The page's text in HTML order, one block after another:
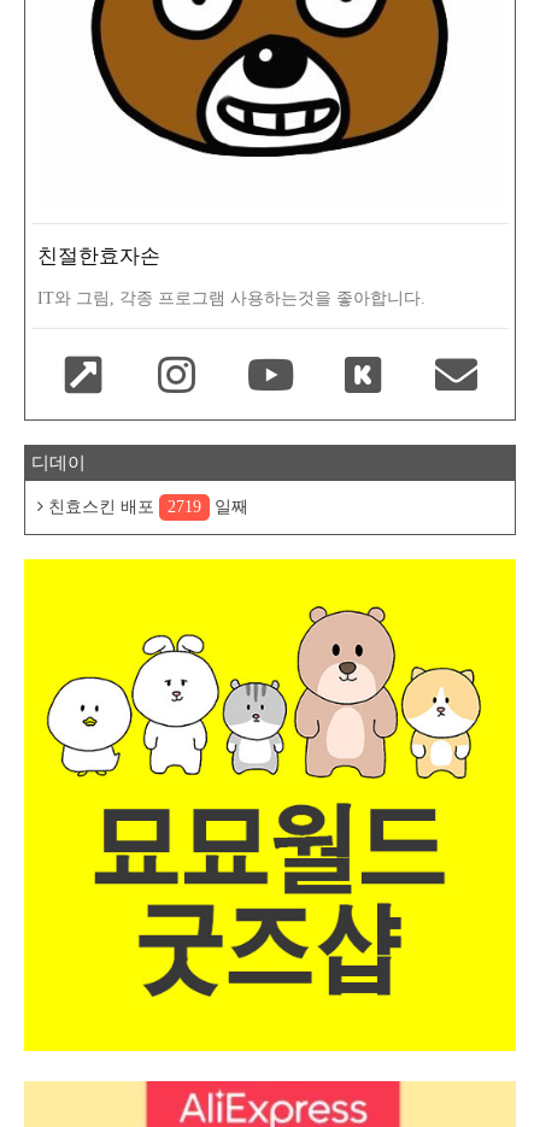
친절한효자손
IT와 그림, 각종 프로그램 사용하는것을 좋아합니다.
디데이
친효스킨 배포 2719 일째